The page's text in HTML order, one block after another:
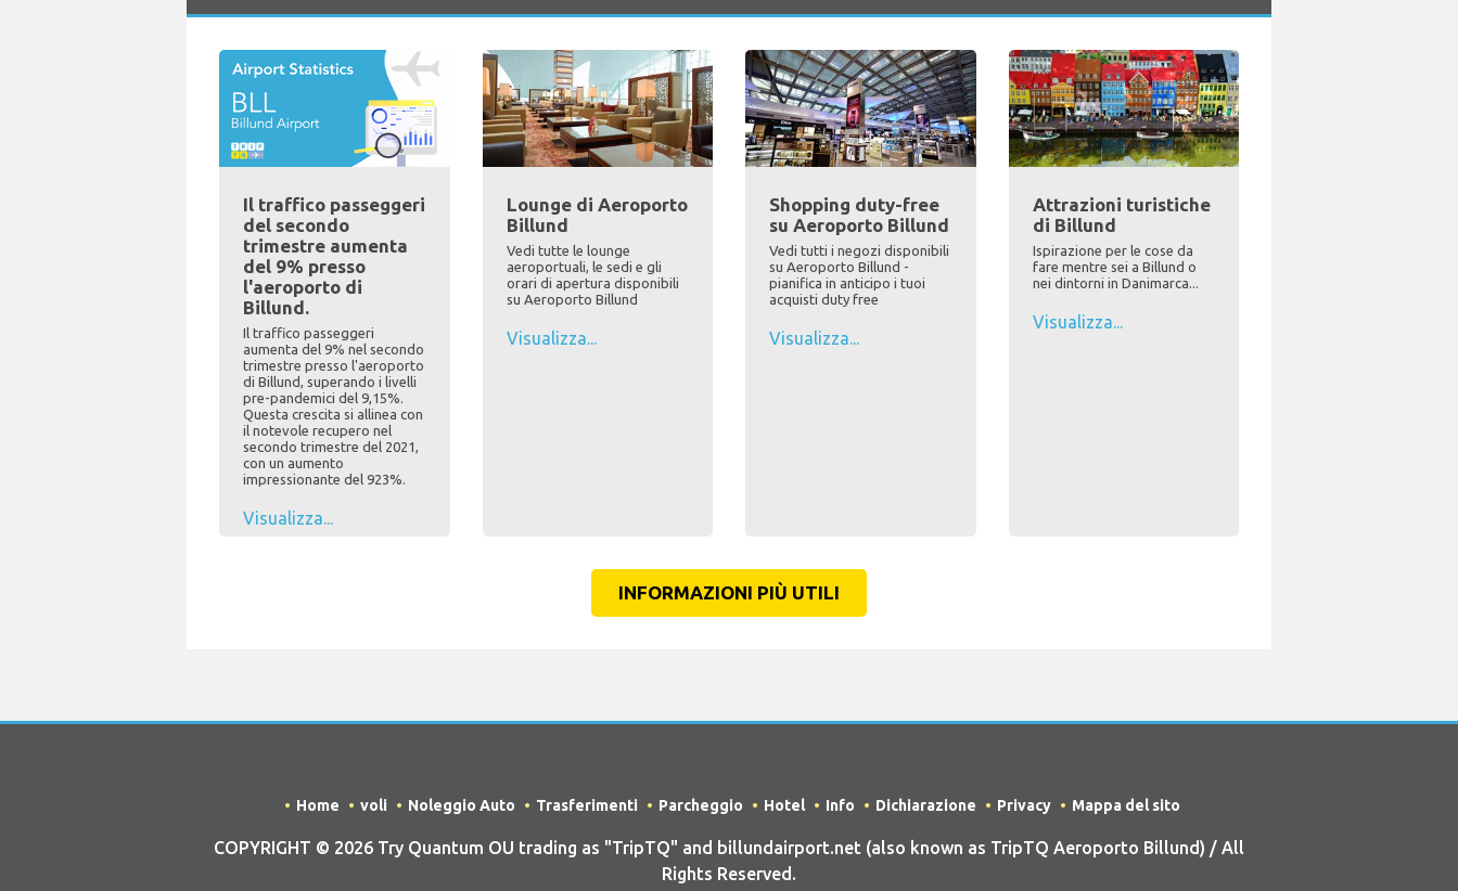
Il traffico passeggeri
del secondo
trimestre aumenta
del 9% presso
l'aeroporto di
Billund.
Il traffico passeggeri
aumenta del 9% nel secondo
trimestre presso l'aeroporto
di Billund, superando i livelli
pre-pandemici del 9,15%.
Questa crescita si allinea con
il notevole recupero nel
secondo trimestre del 2021,
con un aumento
impressionante del 923%.
Visualizza...
Lounge di Aeroporto
Billund
Vedi tutte le lounge
aeroportuali, le sedi e gli
orari di apertura disponibili
su Aeroporto Billund
Visualizza...
Shopping duty-free
su Aeroporto Billund
Vedi tutti i negozi disponibili
su Aeroporto Billund -
pianifica in anticipo i tuoi
acquisti duty free
Visualizza...
Attrazioni turistiche
di Billund
Ispirazione per le cose da
fare mentre sei a Billund o
nei dintorni in Danimarca...
Visualizza...
INFORMAZIONI PIÙ UTILI
Home voli Noleggio Auto Trasferimenti Parcheggio Hotel Info Dichiarazione Privacy Mappa del sito
COPYRIGHT © 2026 Try Quantum OU trading as "TripTQ" and billundairport.net (also known as TripTQ Aeroporto Billund) / All
Rights Reserved.